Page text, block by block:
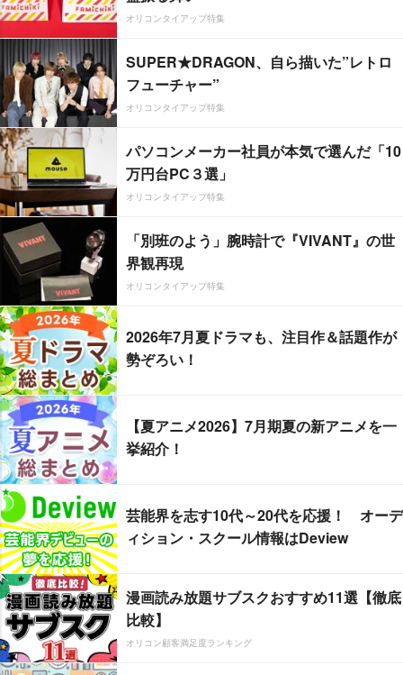
オリコンタイアップ特集
SUPER★DRAGON、自ら描いた”レトロ
フューチャー”
オリコンタイアップ特集
パソコンメーカー社員が本気で選んだ「10
万円台PC３選」
オリコンタイアップ特集
「別班のよう」腕時計で『VIVANT』の世
界観再現
オリコンタイアップ特集
2026年7月夏ドラマも、注目作＆話題作が
勢ぞろい！
【夏アニメ2026】7月期夏の新アニメを一
挙紹介！
芸能界を志す10代～20代を応援！ オーデ
ィション・スクール情報はDeview
漫画読み放題サブスクおすすめ11選【徹底
比較】
オリコン顧客満足度ランキング